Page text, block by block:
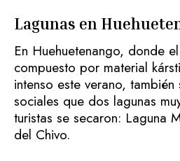
Lagunas en
En Huehuetenango, donde
compuesto por material
intenso este verano,
sociales que dos lagunas
turistas se secaron: Laguna
del Chivo.